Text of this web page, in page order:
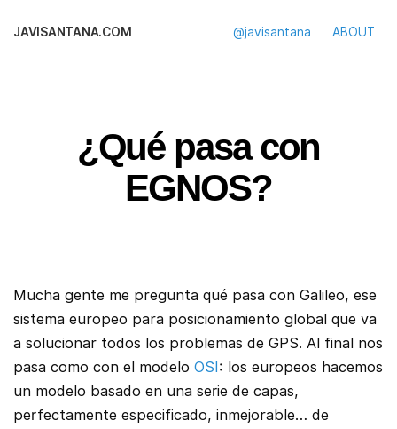
JAVISANTANA.COM @javisantana ABOUT
¿Qué pasa con
EGNOS?
Mucha gente me pregunta qué pasa con Galileo, ese
sistema europeo para posicionamiento global que va
a solucionar todos los problemas de GPS. Al final nos
pasa como con el modelo OSI: los europeos hacemos
un modelo basado en una serie de capas,
perfectamente especificado, inmejorable… de